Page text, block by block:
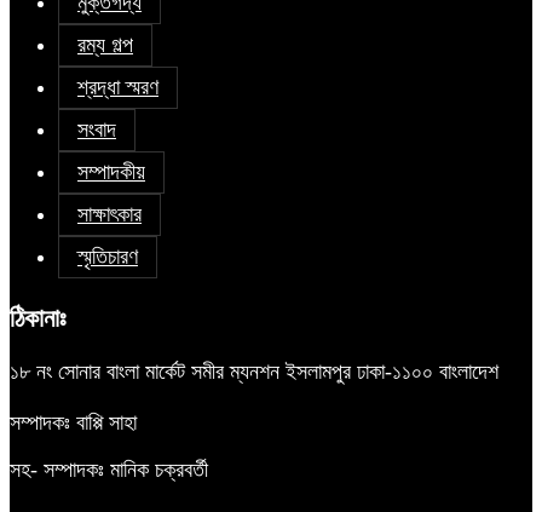
রম্য গল্প
শ্রদ্ধা স্মরণ
সংবাদ
সম্পাদকীয়
সাক্ষাৎকার
স্মৃতিচারণ
ঠিকানাঃ
১৮ নং সোনার বাংলা মার্কেট সমীর ম্যনশন ইসলামপুর ঢাকা-১১০০ বাংলাদেশ
সম্পাদকঃ বাপ্পি সাহা
সহ- সম্পাদকঃ মানিক চক্রবর্তী